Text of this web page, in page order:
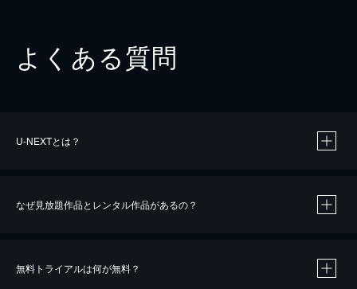
よくある質問
U-NEXTとは？
なぜ見放題作品とレンタル作品があるの？
無料トライアルは何が無料？